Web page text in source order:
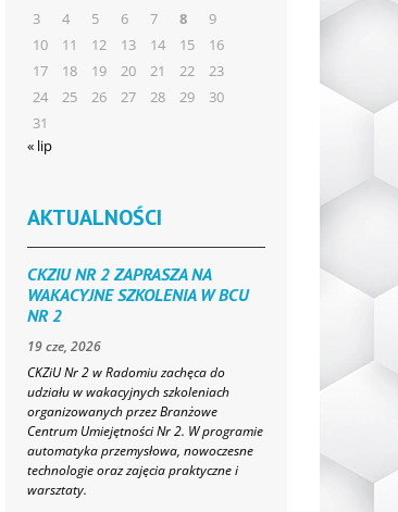
3
4 5 6 7 8
9
10
11 12 13 14 15
16
17
18 19 20 21 22
23
24
25 26 27 28 29
30
31
« lip
AKTUALNOŚCI
CKZIU NR 2 ZAPRASZA NA
WAKACYJNE SZKOLENIA W BCU
NR 2
19 cze, 2026
CKZiU Nr 2 w Radomiu zachęca do
udziału w wakacyjnych szkoleniach
organizowanych przez Branżowe
Centrum Umiejętności Nr 2. W programie
automatyka przemysłowa, nowoczesne
technologie oraz zajęcia praktyczne i
warsztaty.